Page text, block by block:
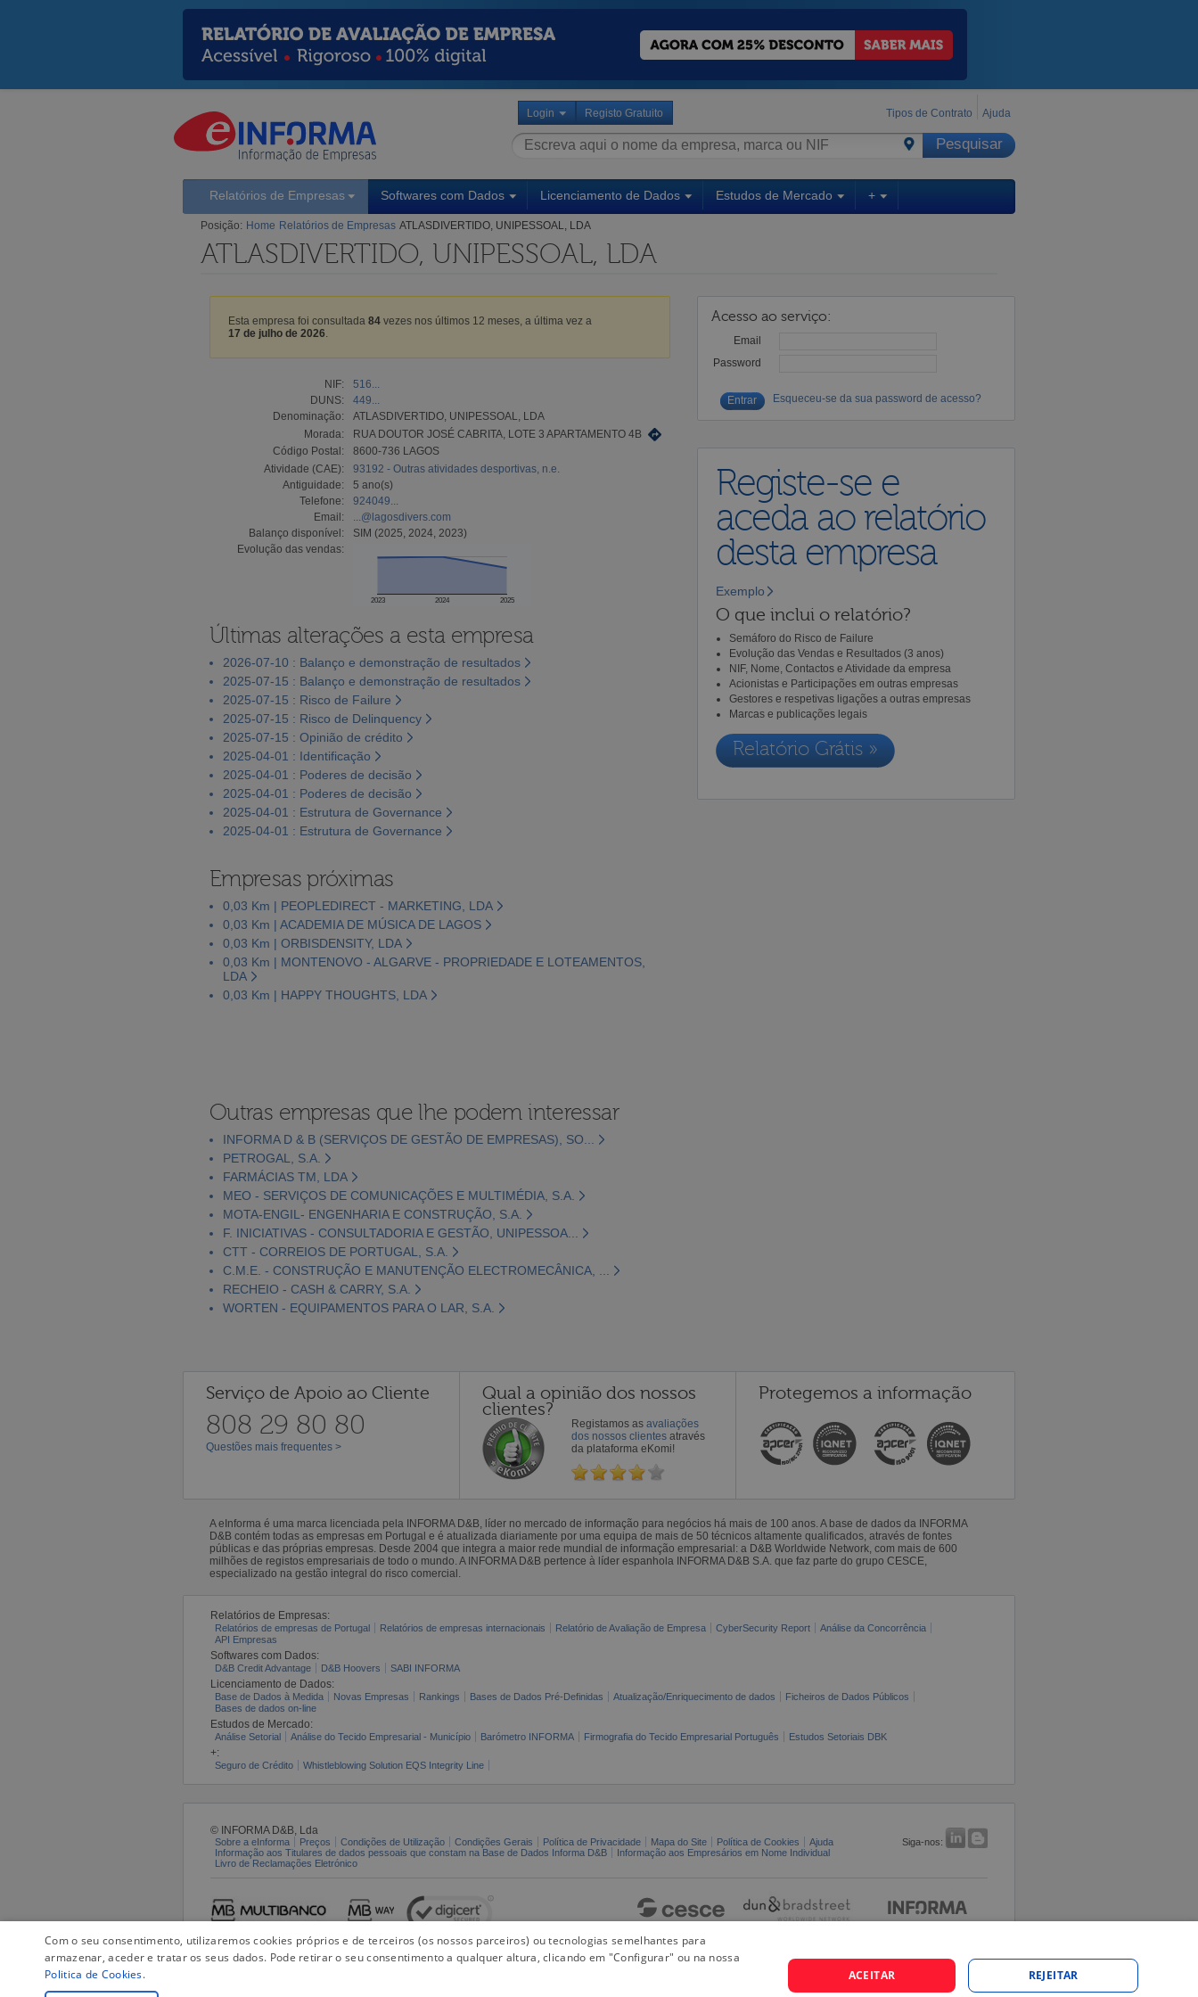
Login Registo Gratuito Tipos de Contrato Ajuda
Relatórios de Empresas Softwares com Dados Licenciamento de Dados Estudos de Mercado +
Posição: Home Relatórios de Empresas ATLASDIVERTIDO, UNIPESSOAL, LDA
ATLASDIVERTIDO, UNIPESSOAL, LDA
Esta empresa foi consultada 84 vezes nos últimos 12 meses, a última vez a
17 de julho de 2026
NIF:
516...
DUNS:
449...
Denominação:
ATLASDIVERTIDO, UNIPESSOAL, LDA
Morada:
RUA DOUTOR JOSÉ CABRITA, LOTE 3 APARTAMENTO 4B
Código Postal:
8600-736 LAGOS
Atividade (CAE):
93192 - Outras atividades desportivas, n.e.
Antiguidade:
5 ano(s)
Telefone:
924049...
Email:
...@lagosdivers.com
Balanço disponível:
SIM (2025, 2024, 2023)
Evolução das vendas:
2023 2024 2025
Últimas alterações a esta empresa
2026-07-10 : Balanço e demonstração de resultados
2025-07-15 : Balanço e demonstração de resultados
2025-07-15 : Risco de Failure
2025-07-15 : Risco de Delinquency
2025-07-15 : Opinião de crédito
2025-04-01 : Identificação
2025-04-01 : Poderes de decisão
2025-04-01 : Poderes de decisão
2025-04-01 : Estrutura de Governance
2025-04-01 : Estrutura de Governance
Empresas próximas
0,03 Km | PEOPLEDIRECT - MARKETING, LDA
0,03 Km | ACADEMIA DE MÚSICA DE LAGOS
0,03 Km | ORBISDENSITY, LDA
0,03 Km | MONTENOVO - ALGARVE - PROPRIEDADE E LOTEAMENTOS,
LDA
0,03 Km | HAPPY THOUGHTS, LDA
Acesso ao serviço:
Email
Password
Esqueceu-se da sua password de acesso?
Registe-se e
aceda ao relatório
desta empresa
Exemplo
O que inclui o relatório?
Semáforo do Risco de Failure
Evolução das Vendas e Resultados (3 anos)
NIF, Nome, Contactos e Atividade da empresa
Acionistas e Participações em outras empresas
Gestores e respetivas ligações a outras empresas
Marcas e publicações legais
Relatório Grátis »
Outras empresas que lhe podem interessar
INFORMA D & B (SERVIÇOS DE GESTÃO DE EMPRESAS), SO...
PETROGAL, S.A.
FARMÁCIAS TM, LDA
MEO - SERVIÇOS DE COMUNICAÇÕES E MULTIMÉDIA, S.A.
MOTA-ENGIL- ENGENHARIA E CONSTRUÇÃO, S.A.
F. INICIATIVAS - CONSULTADORIA E GESTÃO, UNIPESSOA...
CTT - CORREIOS DE PORTUGAL, S.A.
C.M.E. - CONSTRUÇÃO E MANUTENÇÃO ELECTROMECÂNICA, ...
RECHEIO - CASH & CARRY, S.A.
WORTEN - EQUIPAMENTOS PARA O LAR, S.A.
Serviço de Apoio ao Cliente
808 29 80 80
Questões mais frequentes >
Qual a opinião dos nossos
clientes?
Registamos as avaliações
dos nossos clientes através
da plataforma eKomi!
Protegemos a informação
A eInforma é uma marca licenciada pela INFORMA D&B, líder no mercado de informação para negócios há mais de 100 anos. A base de dados da INFORMA
D&B contém todas as empresas em Portugal e é atualizada diariamente por uma equipa de mais de 50 técnicos altamente qualificados, através de fontes
públicas e das próprias empresas. Desde 2004 que integra a maior rede mundial de informação empresarial: a D&B Worldwide Network, com mais de 600
milhões de registos empresariais de todo o mundo. A INFORMA D&B pertence à líder espanhola INFORMA D&B S.A. que faz parte do grupo CESCE,
especializado na gestão integral do risco comercial.
Relatórios de Empresas:
Relatórios de empresas de Portugal Relatórios de empresas internacionais Relatório de Avaliação de Empresa CyberSecurity Report
Análise da Concorrência
API Empresas
Softwares com Dados:
D&B Credit Advantage D&B Hoovers SABI INFORMA
Licenciamento de Dados:
Base de Dados à Medida Novas Empresas Rankings Bases de Dados Pré-Definidas Atualização/Enriquecimento de dados
Ficheiros de Dados Públicos
Bases de dados on-line
Estudos de Mercado:
Análise Setorial Análise do Tecido Empresarial - Município Barómetro INFORMA Firmografia do Tecido Empresarial Português Estudos Setoriais DBK
+:
Seguro de Crédito Whistleblowing Solution EQS Integrity Line
© INFORMA D&B, Lda
Sobre a eInforma Preços Condições de Utilização Condições Gerais Política de Privacidade Mapa do Site Política de Cookies Ajuda
Siga-nos:
Informação aos Titulares de dados pessoais que constam na Base de Dados Informa D&B
Informação aos Empresários em Nome Individual
Livro de Reclamações Eletrónico
Com o seu consentimento, utilizaremos cookies próprios e de terceiros (os nossos parceiros) ou tecnologias semelhantes para
armazenar, aceder e tratar os seus dados. Pode retirar o seu consentimento a qualquer altura, clicando em "Configurar" ou na nossa
Politica de Cookies. ACEITAR REJEITAR